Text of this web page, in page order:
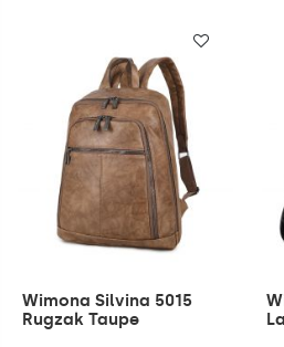
Wimona Silvina 5015
Rugzak Taupe